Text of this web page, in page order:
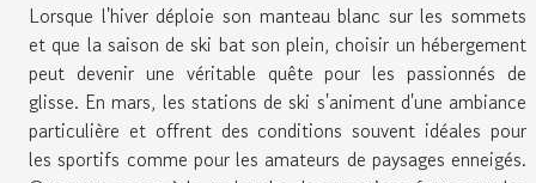
Lorsque l'hiver déploie son manteau blanc sur les sommets
et que la saison de ski bat son plein, choisir un hébergement
peut devenir une véritable quête pour les passionnés de
glisse. En mars, les stations de ski s'animent d'une ambiance
particulière et offrent des conditions souvent idéales pour
les sportifs comme pour les amateurs de paysages enneigés.